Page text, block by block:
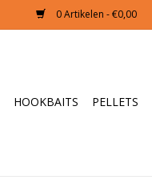
0 Artikelen - €0,00
HOOKBAITS PELLETS